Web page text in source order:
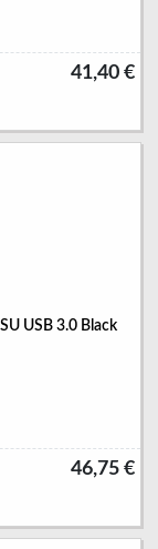
41,40 €
USB 3.0 Black
46,75 €